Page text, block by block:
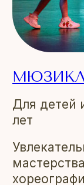
Для детей
лет